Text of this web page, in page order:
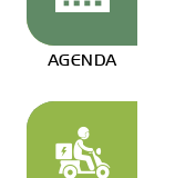
AGENDA